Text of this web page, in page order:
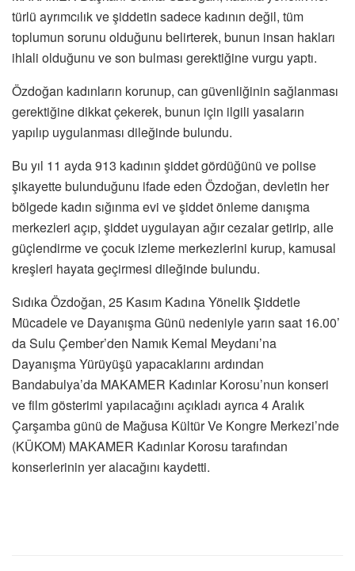
türlü ayrımcılık ve şiddetin sadece kadının değil, tüm
toplumun sorunu olduğunu belirterek, bunun insan hakları
ihlali olduğunu ve son bulması gerektiğine vurgu yaptı.
Özdoğan kadınların korunup, can güvenliğinin sağlanması
gerektiğine dikkat çekerek, bunun için ilgili yasaların
yapılıp uygulanması dileğinde bulundu.
Bu yıl 11 ayda 913 kadının şiddet gördüğünü ve polise
şikayette bulunduğunu ifade eden Özdoğan, devletin her
bölgede kadın sığınma evi ve şiddet önleme danışma
merkezleri açıp, şiddet uygulayan ağır cezalar getirip, aile
güçlendirme ve çocuk izleme merkezlerini kurup, kamusal
kreşleri hayata geçirmesi dileğinde bulundu.
Sıdıka Özdoğan, 25 Kasım Kadına Yönelik Şiddetle
Mücadele ve Dayanışma Günü nedeniyle yarın saat 16.00’
da Sulu Çember’den Namık Kemal Meydanı’na
Dayanışma Yürüyüşü yapacaklarını ardından
Bandabulya’da MAKAMER Kadınlar Korosu’nun konseri
ve film gösterimi yapılacağını açıkladı ayrıca 4 Aralık
Çarşamba günü de Mağusa Kültür Ve Kongre Merkezi’nde
(KÜKOM) MAKAMER Kadınlar Korosu tarafından
konserlerinin yer alacağını kaydetti.